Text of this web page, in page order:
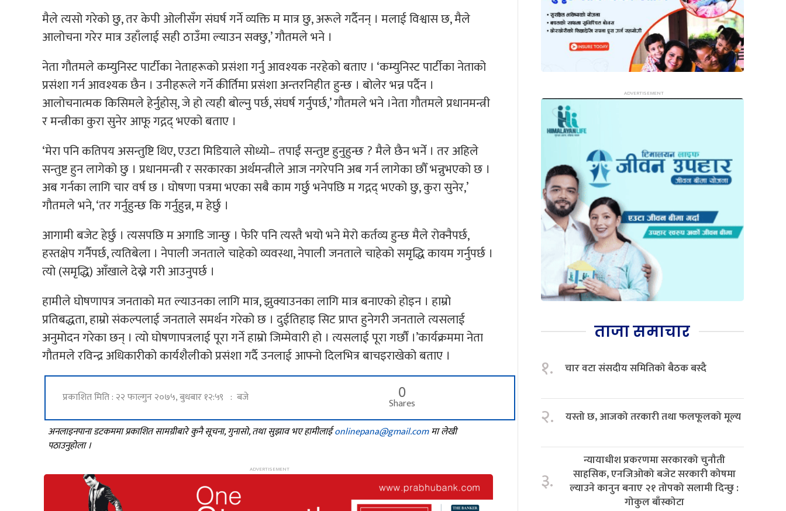
मैले त्यसो गरेको छु, तर केपी ओलीसँग संघर्ष गर्ने व्यक्ति म मात्र छु, अरूले गर्दैनन् । मलाई विश्वास छ, मैले
आलोचना गरेर मात्र उहाँलाई सही ठाउँमा ल्याउन सक्छु,’ गौतमले भने ।
नेता गौतमले कम्युनिस्ट पार्टीका नेताहरूको प्रसंशा गर्नु आवश्यक नरहेको बताए । ‘कम्युनिस्ट पार्टीका नेताको
प्रसंशा गर्न आवश्यक छैन । उनीहरूले गर्ने कीर्तिमा प्रसंशा अन्तरनिहीत हुन्छ । बोलेर भन्न पर्दैन ।
आलोचनात्मक किसिमले हेर्नुहोस्, जे हो त्यही बोल्नु पर्छ, संघर्ष गर्नुपर्छ,’ गौतमले भने ।नेता गौतमले प्रधानमन्त्री
र मन्त्रीका कुरा सुनेर आफू गद्गद् भएको बताए ।
‘मेरा पनि कतिपय असन्तुष्टि थिए, एउटा मिडियाले सोध्यो– तपाईं सन्तुष्ट हुनुहुन्छ ? मैले छैन भनेँ । तर अहिले
सन्तुष्ट हुन लागेको छु । प्रधानमन्त्री र सरकारका अर्थमन्त्रीले आज नगरेपनि अब गर्न लागेका छौँ भन्नुभएको छ ।
अब गर्नका लागि चार वर्ष छ । घोषणा पत्रमा भएका सबै काम गर्छु भनेपछि म गद्गद् भएको छु, कुरा सुनेर,’
गौतमले भने, ‘तर गर्नुहुन्छ कि गर्नुहुन्न, म हेर्छु ।
आगामी बजेट हेर्छु । त्यसपछि म अगाडि जान्छु । फेरि पनि त्यस्तै भयो भने मेरो कर्तव्य हुन्छ मैले रोक्नैपर्छ,
हस्तक्षेप गर्नैपर्छ, त्यतिबेला । नेपाली जनताले चाहेको व्यवस्था, नेपाली जनताले चाहेको समृद्धि कायम गर्नुपर्छ ।
त्यो (समृद्धि) आँखाले देख्ने गरी आउनुपर्छ ।
हामीले घोषणापत्र जनताको मत ल्याउनका लागि मात्र, झुक्याउनका लागि मात्र बनाएको होइन । हाम्रो
प्रतिबद्धता, हाम्रो संकल्पलाई जनताले समर्थन गरेको छ । दुईतिहाइ सिट प्राप्त हुनेगरी जनताले त्यसलाई
अनुमोदन गरेका छन् । त्यो घोषणापत्रलाई पूरा गर्ने हाम्रो जिम्मेवारी हो । त्यसलाई पूरा गर्छौं ।’कार्यक्रममा नेता
गौतमले रविन्द्र अधिकारीको कार्यशैलीको प्रसंशा गर्दै उनलाई आफ्नो दिलभित्र बाचइराखेको बताए ।
प्रकाशित मिति : २२ फाल्गुन २०७५, बुधबार १२:५९ : बजे 0
Shares
अनलाइनपाना डटकममा प्रकाशित सामग्रीबारे कुनै सूचना, गुनासो, तथा सुझाव भए हामीलाईonlinepana@gmail.comमा लेखी
पठाउनुहोला ।
ताजा समाचार
१. चार वटा संसदीय समितिको बैठक बस्दै
२. यस्तो छ, आजको तरकारी तथा फलफूलको मूल्य
३.
न्यायाधीश प्रकरणमा सरकारको चुनौती
साहसिक, एनजिओको बजेट सरकारी कोषमा
ल्याउने कानुन बनाए २१ तोपको सलामी दिन्छु :
गोकुल बाँस्कोटा